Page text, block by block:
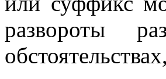
развороты